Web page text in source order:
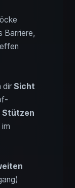
Barriere,
dir Sicht
Stützen